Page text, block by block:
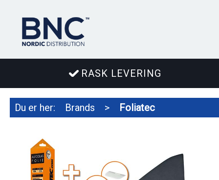
RASK LEVERING
Du er her: Brands > Foliatec